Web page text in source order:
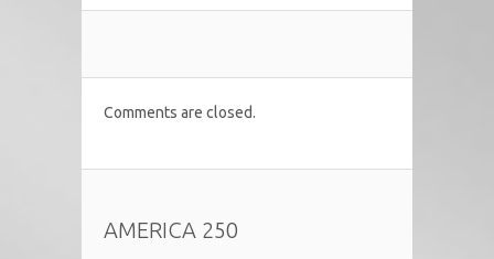
Comments are closed.
AMERICA 250